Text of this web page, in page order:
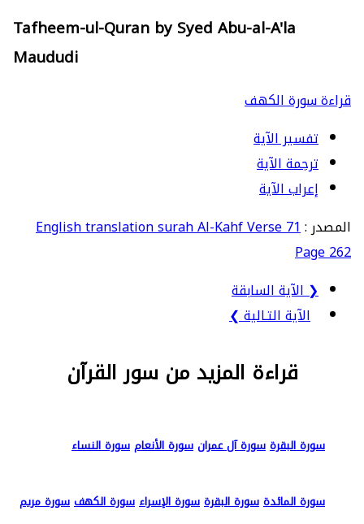
Tafheem-ul-Quran by Syed Abu-al-A'la
Maududi
قراءة سورة الكهف
تفسير الآية
ترجمة الآية
إعراب الآية
المصدر :English translation surah Al-Kahf Verse 71
Page 262
❮ الآية السابقة
الآية التـالية ❯
قراءة المزيد من سور القرآن
سورة البقرة سورة آل عمران سورة الأنعام سورة النساء
سورة المائدة سورة البقرة سورة الإسراء سورة الكهف سورة مريم